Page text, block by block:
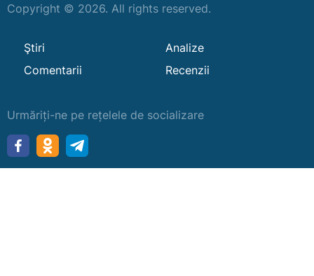
Copyright © 2026. All rights reserved.
Ştiri
Analize
Comentarii
Recenzii
Urmăriți-ne pe rețelele de socializare